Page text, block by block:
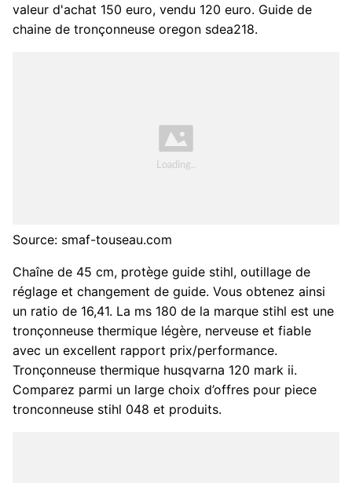
valeur d'achat 150 euro, vendu 120 euro. Guide de
chaine de tronçonneuse oregon sdea218.
Source: smaf-touseau.com
Chaîne de 45 cm, protège guide stihl, outillage de
réglage et changement de guide. Vous obtenez ainsi
un ratio de 16,41. La ms 180 de la marque stihl est une
tronçonneuse thermique légère, nerveuse et fiable
avec un excellent rapport prix/performance.
Tronçonneuse thermique husqvarna 120 mark ii.
Comparez parmi un large choix d’offres pour piece
tronconneuse stihl 048 et produits.